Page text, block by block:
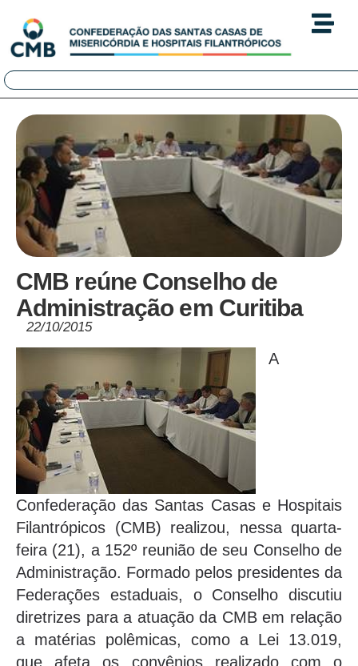
CMB reúne Conselho de
Administração em Curitiba
22/10/2015
A
Confederação das Santas Casas e Hospitais
Filantrópicos (CMB) realizou, nessa quarta-
feira (21), a 152º reunião de seu Conselho de
Administração. Formado pelos presidentes da
Federações estaduais, o Conselho discutiu
diretrizes para a atuação da CMB em relação
a matérias polêmicas, como a Lei 13.019,
que afeta os convênios realizado com o